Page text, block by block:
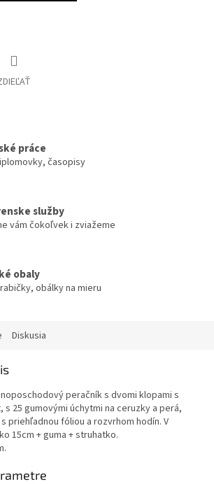
práce
časopisy
služby
vám čokoľvek i zviažeme
obaly
obálky na mieru
Diskusia
peračník s dvomi klopami s
25 gumovými úchytmi na ceruzky a perá,
priehľadnou fóliou a rozvrhom hodín. V
15cm + guma + struhatko.